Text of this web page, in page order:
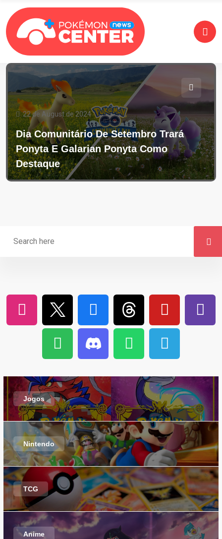
22 de August de 2024
Dia Comunitário De Setembro Trará
Ponyta E Galarian Ponyta Como
Destaque
Jogos
Nintendo
TCG
Anime